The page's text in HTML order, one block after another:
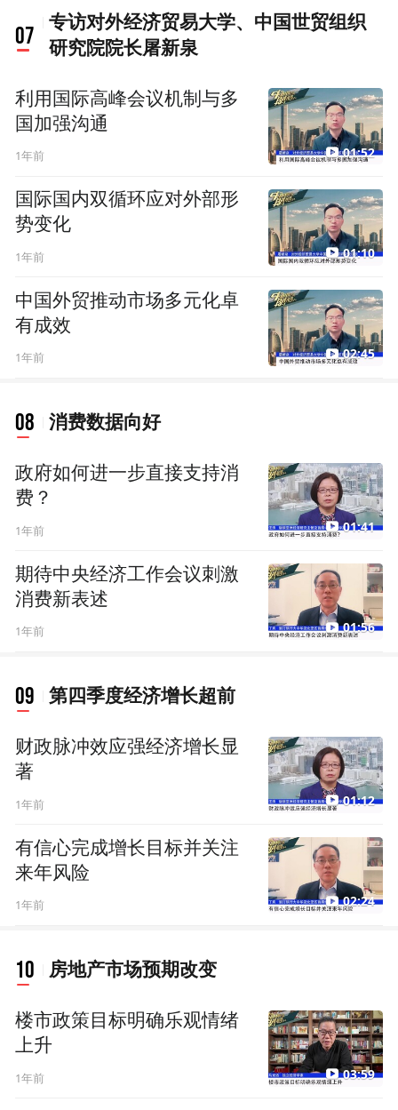
07
专访对外经济贸易大学、中国世贸组织
研究院院长屠新泉
利用国际高峰会议机制与多
国加强沟通
1年前 01:52
国际国内双循环应对外部形
势变化
1年前 01:10
中国外贸推动市场多元化卓
有成效
1年前 02:45
08 消费数据向好
政府如何进一步直接支持消
费？
1年前 01:41
期待中央经济工作会议刺激
消费新表述
1年前 01:56
09 第四季度经济增长超前
财政脉冲效应强经济增长显
著
1年前 01:12
有信心完成增长目标并关注
来年风险
1年前 02:24
10 房地产市场预期改变
楼市政策目标明确乐观情绪
上升
1年前 03:59